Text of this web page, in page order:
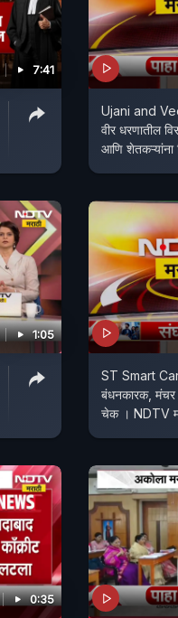
7:41
Ujani and
वीर धरणातील
आणि शेतकऱ्यांना
1:05
ST Smart
बंधनकारक, मंचर
चेक । NDTV
0:35